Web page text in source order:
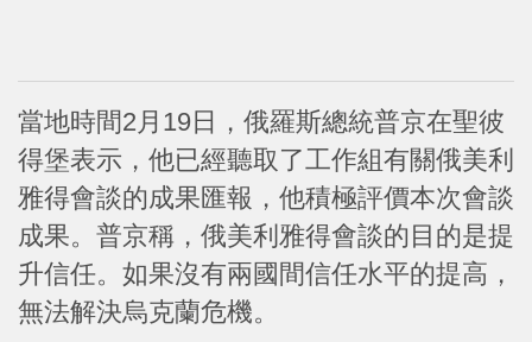
當地時間2月19日，俄羅斯總統普京在聖彼
得堡表示，他已經聽取了工作組有關俄美利
雅得會談的成果匯報，他積極評價本次會談
成果。普京稱，俄美利雅得會談的目的是提
升信任。如果沒有兩國間信任水平的提高，
無法解決烏克蘭危機。